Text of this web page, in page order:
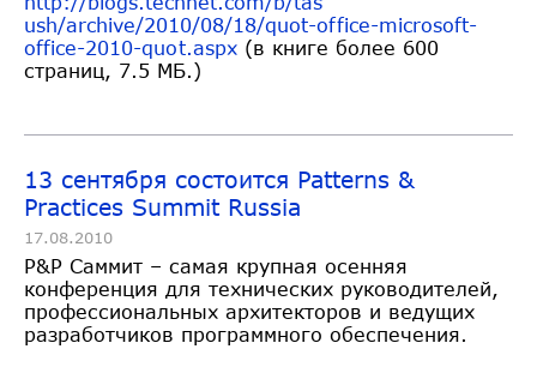
ush/archive/2010/08/18/quot-office-microsoft-
office-2010-quot.aspx (в книге более 600
страниц, 7.5 МБ.)
13 сентября состоится Patterns &
Practices Summit Russia
17.08.2010
P&P Саммит – самая крупная осенняя
конференция для технических руководителей,
профессиональных архитекторов и ведущих
разработчиков программного обеспечения.